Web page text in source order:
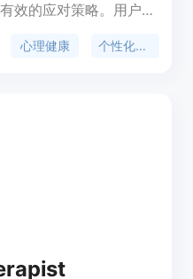
效的应对策略。用户可
电子邮件记录和洞察
心理健康 个性化咨询